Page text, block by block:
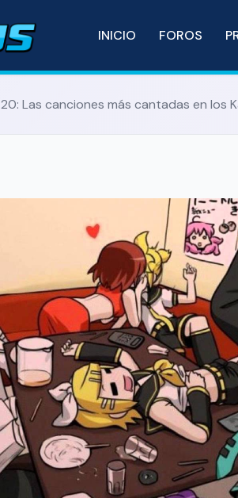
INICIO FOROS
Las canciones más cantadas en los